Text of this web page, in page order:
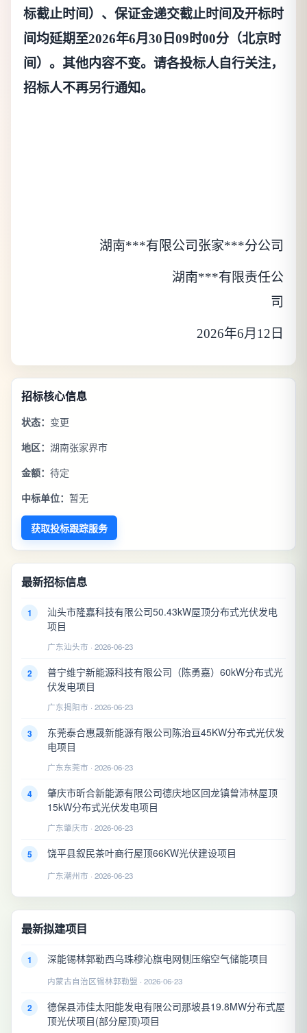
标截止时间）、保证金递交截止时间及开标时
间均延期至2026年6月 30 日09时00分 （北京时
间）。其他内容不变。 请各投标人自行关注，
招标人不再另行通知。
湖南***有限公司张家***分公司
湖南***有限责任公
司
2026年6月12日
招标核心信息
状态： 变更
地区： 湖南张家界市
金额： 待定
中标单位： 暂无
获取投标跟踪服务
最新招标信息
1
汕头市隆嘉科技有限公司50.43kW屋顶分布式光伏发电
项目
广东汕头市 · 2026-06-23
2
普宁维宁新能源科技有限公司（陈勇嘉）60kW分布式光
伏发电项目
广东揭阳市 · 2026-06-23
3
东莞泰合惠晟新能源有限公司陈治亘45KW分布式光伏发
电项目
广东东莞市 · 2026-06-23
4
肇庆市昕合新能源有限公司德庆地区回龙镇曾沛林屋顶
15kW分布式光伏发电项目
广东肇庆市 · 2026-06-23
5 饶平县叙民茶叶商行屋顶66KW光伏建设项目
广东潮州市 · 2026-06-23
最新拟建项目
1 深能锡林郭勒西乌珠穆沁旗电网侧压缩空气储能项目
内蒙古自治区锡林郭勒盟 · 2026-06-23
2
德保县沛佳太阳能发电有限公司那坡县19.8MW分布式屋
顶光伏项目(部分屋顶)项目